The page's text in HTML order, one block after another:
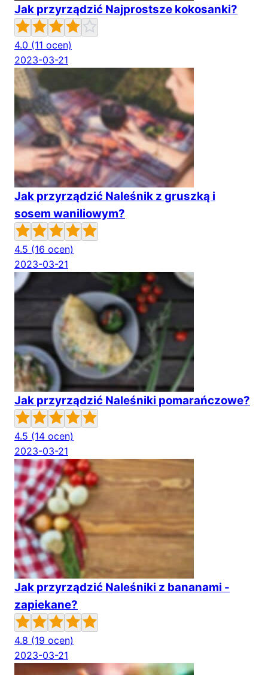
Jak przyrządzić Najprostsze kokosanki?
4.0 (11 ocen)
2023-03-21
Jak przyrządzić Naleśnik z gruszką i
sosem waniliowym?
4.5 (16 ocen)
2023-03-21
Jak przyrządzić Naleśniki pomarańczowe?
4.5 (14 ocen)
2023-03-21
Jak przyrządzić Naleśniki z bananami -
zapiekane?
4.8 (19 ocen)
2023-03-21